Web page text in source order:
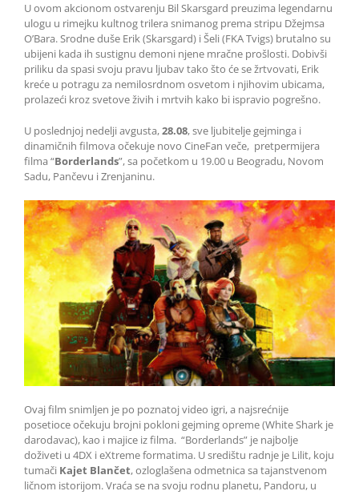
U ovom akcionom ostvarenju Bil Skarsgard preuzima legendarnu
ulogu u rimejku kultnog trilera snimanog prema stripu Džejmsa
O’Bara. Srodne duše Erik (Skarsgard) i Šeli (FKA Tvigs) brutalno su
ubijeni kada ih sustignu demoni njene mračne prošlosti. Dobivši
priliku da spasi svoju pravu ljubav tako što će se žrtvovati, Erik
kreće u potragu za nemilosrdnom osvetom i njihovim ubicama,
prolazeći kroz svetove živih i mrtvih kako bi ispravio pogrešno.
U poslednjoj nedelji avgusta,28.08, sve ljubitelje gejminga i
dinamičnih filmova očekuje novo CineFan veče, pretpermijera
filma “Borderlands”, sa početkom u 19.00 u Beogradu, Novom
Sadu, Pančevu i Zrenjaninu.
Ovaj film snimljen je po poznatoj video igri, a najsrećnije
posetioce očekuju brojni pokloni gejming opreme (White Shark je
darodavac), kao i majice iz filma. “Borderlands” je najbolje
doživeti u 4DX i eXtreme formatima. U središtu radnje je Lilit, koju
tumači Kajet Blančet, ozloglašena odmetnica sa tajanstvenom
ličnom istorijom. Vraća se na svoju rodnu planetu, Pandoru, u